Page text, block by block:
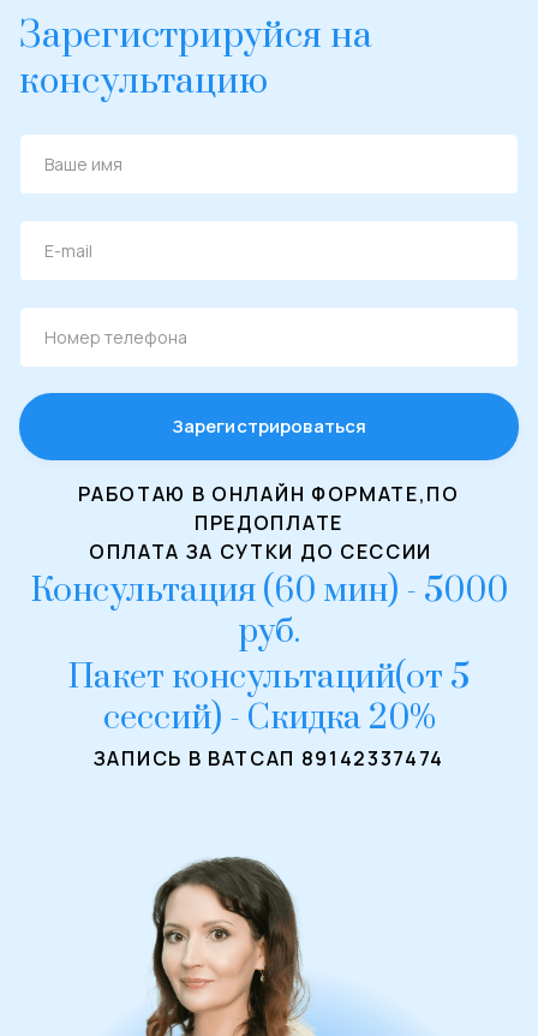
Зарегистрируйся на
консультацию
Зарегистрироваться
РАБОТАЮ В ОНЛАЙН ФОРМАТЕ,ПО
ПРЕДОПЛАТЕ
ОПЛАТА ЗА СУТКИ ДО СЕССИИ
Консультация (60 мин) - 5000
руб.
Пакет консультаций(от 5
сессий) - Скидка 20%
ЗАПИСЬ В ВАТСАП 89142337474